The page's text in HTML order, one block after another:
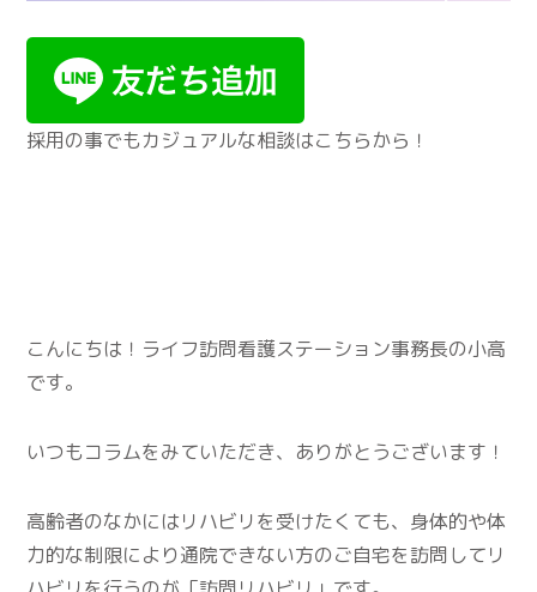
採用の事でもカジュアルな相談はこちらから！
こんにちは！ライフ訪問看護ステーション事務長の小高
です。
いつもコラムをみていただき、ありがとうございます！
高齢者のなかにはリハビリを受けたくても、身体的や体
力的な制限により通院できない方のご自宅を訪問してリ